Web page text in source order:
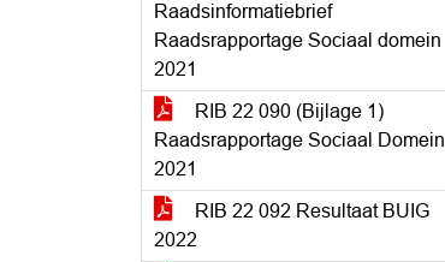
Raadsinformatiebrief
Raadsrapportage Sociaal domein
2021
RIB 22 090 (Bijlage 1)
Raadsrapportage Sociaal Domein
2021
RIB 22 092 Resultaat BUIG
2022